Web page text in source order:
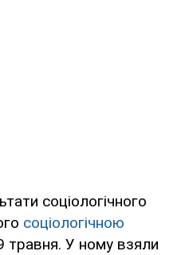
соціологічного
соціологічною
травня. У ному взяли